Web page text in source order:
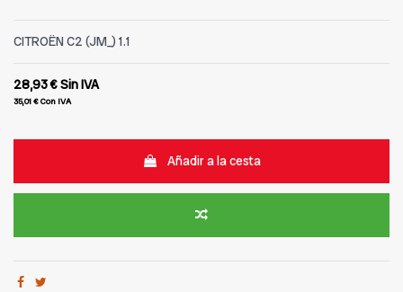
CITROËN C2 (JM_) 1.1
28,93 €Sin IVA
35,01 €Con IVA
Añadir a la cesta